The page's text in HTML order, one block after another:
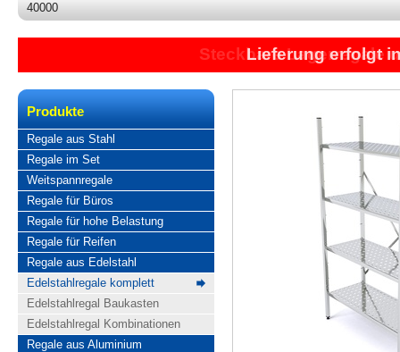
40000
Lieferung erfolgt
Produkte
Regale aus Stahl
Regale im Set
Weitspannregale
Regale für Büros
Regale für hohe Belastung
Regale für Reifen
Regale aus Edelstahl
Edelstahlregale komplett
Edelstahlregal Baukasten
Edelstahlregal Kombinationen
Regale aus Aluminium